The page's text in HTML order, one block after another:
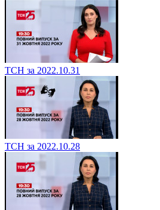
ТСН за 2022.10.31
ТСН за 2022.10.28